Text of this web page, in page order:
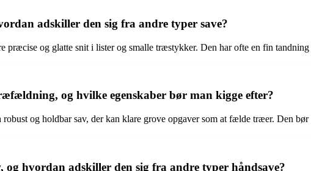
adskiller den sig fra andre typer save?
præcise og glatte snit i lister og smalle træstykker. Den har ofte en fin
og hvilke egenskaber bør man kigge efter?
og holdbar sav, der kan klare grove opgaver som at fælde træer. Den
og hvordan adskiller den sig fra andre typer håndsave?